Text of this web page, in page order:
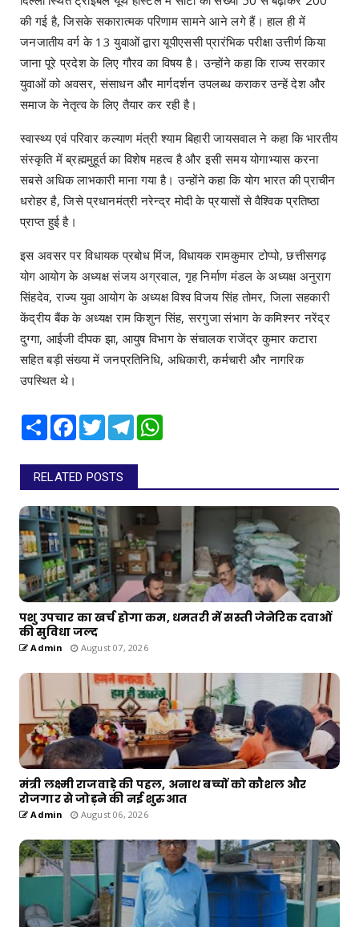
की गई है, जिसके सकारात्मक परिणाम सामने आने लगे हैं। हाल ही में
जनजातीय वर्ग के 13 युवाओं द्वारा यूपीएससी प्रारंभिक परीक्षा उत्तीर्ण किया
जाना पूरे प्रदेश के लिए गौरव का विषय है। उन्होंने कहा कि राज्य सरकार
युवाओं को अवसर, संसाधन और मार्गदर्शन उपलब्ध कराकर उन्हें देश और
समाज के नेतृत्व के लिए तैयार कर रही है।
स्वास्थ्य एवं परिवार कल्याण मंत्री श्याम बिहारी जायसवाल ने कहा कि भारतीय
संस्कृति में ब्रह्ममुहूर्त का विशेष महत्व है और इसी समय योगाभ्यास करना
सबसे अधिक लाभकारी माना गया है। उन्होंने कहा कि योग भारत की प्राचीन
धरोहर है, जिसे प्रधानमंत्री नरेन्द्र मोदी के प्रयासों से वैश्विक प्रतिष्ठा
प्राप्त हुई है।
इस अवसर पर विधायक प्रबोध मिंज, विधायक रामकुमार टोप्पो, छत्तीसगढ़
योग आयोग के अध्यक्ष संजय अग्रवाल, गृह निर्माण मंडल के अध्यक्ष अनुराग
सिंहदेव, राज्य युवा आयोग के अध्यक्ष विश्व विजय सिंह तोमर, जिला सहकारी
केंद्रीय बैंक के अध्यक्ष राम किशुन सिंह, सरगुजा संभाग के कमिश्नर नरेंद्र
दुग्गा, आईजी दीपक झा, आयुष विभाग के संचालक राजेंद्र कुमार कटारा
सहित बड़ी संख्या में जनप्रतिनिधि, अधिकारी, कर्मचारी और नागरिक
उपस्थित थे।
Share Facebook
TwitterTelegram
RELATED POSTS
पशु उपचार का खर्च होगा कम, धमतरी में सस्ती जेनेरिक दवाओं
की सुविधा जल्द
Admin August 07, 2026
मंत्री लक्ष्मी राजवाड़े की पहल, अनाथ बच्चों को कौशल और
रोजगार से जोड़ने की नई शुरुआत
Admin August 06, 2026